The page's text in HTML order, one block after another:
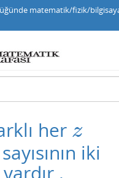
matematik/fizik/
her z
z
iki
.